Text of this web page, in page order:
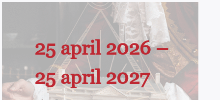
25 april 2026 –
25 april 2027